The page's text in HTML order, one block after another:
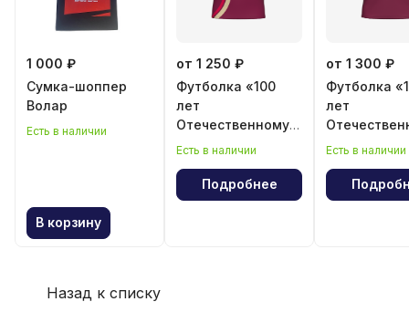
1 000 ₽
Сумка-шоппер
Волар
Есть в наличии
В корзину
от 1 250 ₽
Футболка «100
лет
Отечественному
волейболу»
Есть в наличии
Подробнее
от 1 300 ₽
Футболка
лет
волейболу»
Есть в наличии
Назад к списку